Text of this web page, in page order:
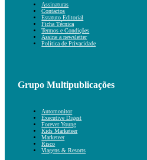
Assinaturas
Contactos
Estatuto Editorial
Ficha Técnica
Termos e Condições
Assine a newsletter
Política de Privacidade
Grupo Multipublicações
Automonitor
Executive Digest
Forever Young
Kids Marketeer
Marketeer
Risco
Viagens & Resorts